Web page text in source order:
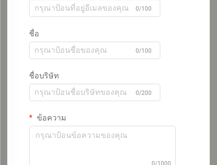
0/100
ชื่อ
0/100
ชื่อบริษัท
0/200
ข้อความ
0/1000